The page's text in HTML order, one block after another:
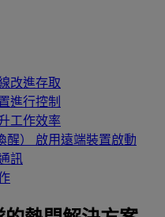
改進存取
進行控制
工作效率
）
啟用遠端裝置啟動
訊